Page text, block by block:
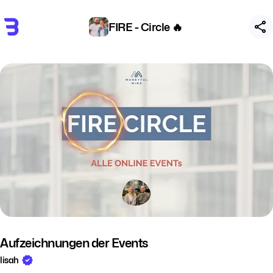
FIRE - Circle 🔥
Aufzeichnungen der Events
lisah